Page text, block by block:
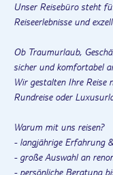
Unser Reisebüro steht
Reiseerlebnisse und
Ob Traumurlaub,
sicher und komfortabel
Wir gestalten Ihre Reise
Rundreise oder
Warum mit uns reisen?
- langjährige Erfahrung
- große Auswahl an
- persönliche Beratung